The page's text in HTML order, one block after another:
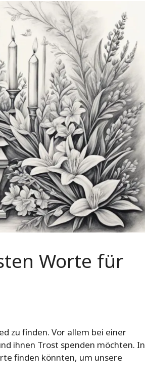
Worte für
zu finden. Vor allem bei einer
ihnen Trost spenden möchten. In
finden könnten, um unsere